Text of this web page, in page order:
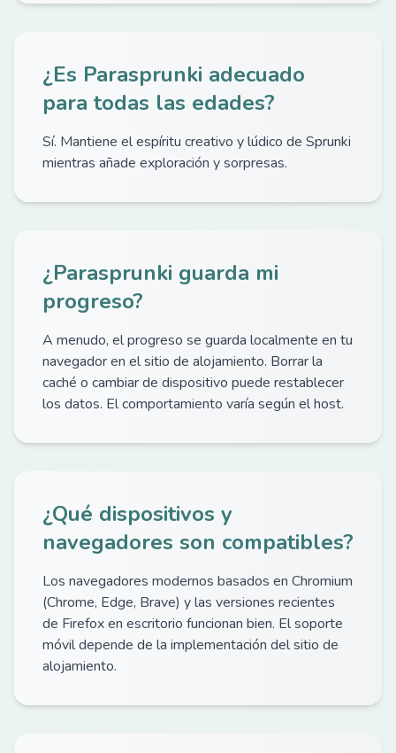
¿Es Parasprunki adecuado
para todas las edades?
Sí. Mantiene el espíritu creativo y lúdico de Sprunki
mientras añade exploración y sorpresas.
¿Parasprunki guarda mi
progreso?
A menudo, el progreso se guarda localmente en tu
navegador en el sitio de alojamiento. Borrar la
caché o cambiar de dispositivo puede restablecer
los datos. El comportamiento varía según el host.
¿Qué dispositivos y
navegadores son compatibles?
Los navegadores modernos basados en Chromium
(Chrome, Edge, Brave) y las versiones recientes
de Firefox en escritorio funcionan bien. El soporte
móvil depende de la implementación del sitio de
alojamiento.